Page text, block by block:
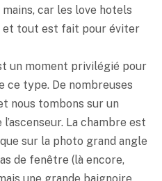
mains, car les love hotels
et tout est fait pour éviter
un moment privilégié pour
ce type. De nombreuses
nous tombons sur un
La chambre est
sur la photo grand angle
de fenêtre (là encore,